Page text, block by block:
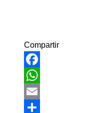
Compartir
Facebook
WhatsApp
Email